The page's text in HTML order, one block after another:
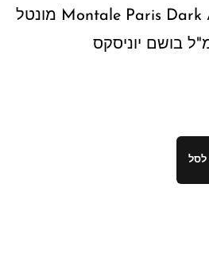
Montale Paris Dark Aoud EDP 100 ML מונטל
לסל